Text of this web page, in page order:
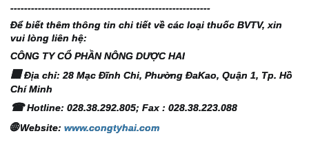
----------------------------------------------------------
Để biết thêm thông tin chi tiết về các loại thuốc BVTV, xin
vui lòng liên hệ:
CÔNG TY CỔ PHẦN NÔNG DƯỢC HAI
🏢 Địa chỉ: 28 Mạc Đĩnh Chi, Phường ĐaKao, Quận 1, Tp. Hồ
Chí Minh
☎ Hotline: 028.38.292.805; Fax : 028.38.223.088
🌐 Website: www.congtyhai.com